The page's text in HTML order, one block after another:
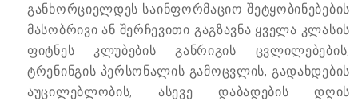
განხორციელდეს საინფორმაციო შეტყობინებების
მასობრივი ან შერჩევითი გაგზავნა ყველა კლასის
ფიტნეს კლუბების განრიგის ცვლილებების,
ტრენინგის პერსონალის გამოცვლის, გადახდების
აუცილებლობის, ასევე დაბადების დღის